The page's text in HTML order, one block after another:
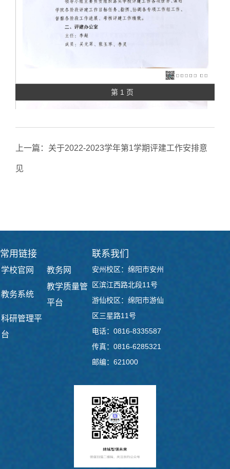
第 1 页
上一篇： 关于2022-2023学年第1学期评建工作安排意
见
常用链接
学校官网 教务网
教务系统
教学质量管
平台
科研管理平
台
联系我们
安州校区：绵阳市安州
区滨江西路北段11号
游仙校区：绵阳市游仙
区三星路11号
电话：0816-8335587
传真：0816-6285321
邮编：621000